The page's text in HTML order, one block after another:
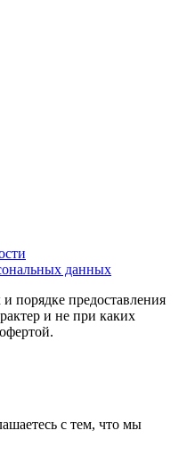
данных
порядке предоставления
и не при каких
с тем, что мы